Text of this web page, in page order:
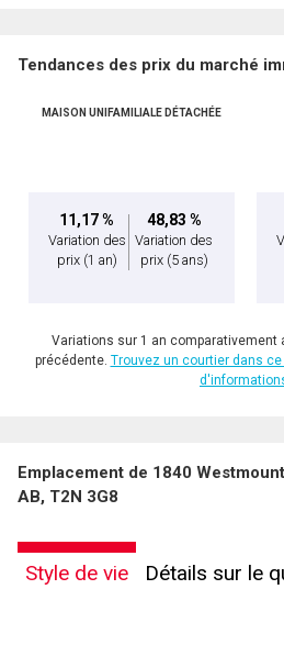
Tendances des prix du marché
MAISON UNIFAMILIALE DÉTACHÉE
11,17 %
Variation des
prix (1 an)
48,83 %
Variation des
prix (5 ans)
Variations sur 1 an comparativement
précédente. Trouvez un courtier dans
Emplacement de 1840
AB, T2N 3G8
Style de vie Détails sur le